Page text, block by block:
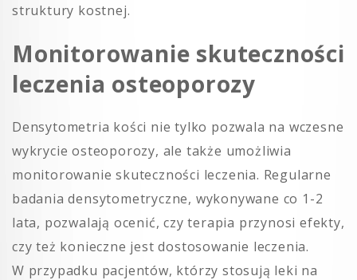
struktury kostnej.
Monitorowanie skuteczności
leczenia osteoporozy
Densytometria kości nie tylko pozwala na wczesne
wykrycie osteoporozy, ale także umożliwia
monitorowanie skuteczności leczenia. Regularne
badania densytometryczne, wykonywane co 1-2
lata, pozwalają ocenić, czy terapia przynosi efekty,
czy też konieczne jest dostosowanie leczenia.
W przypadku pacjentów, którzy stosują leki na